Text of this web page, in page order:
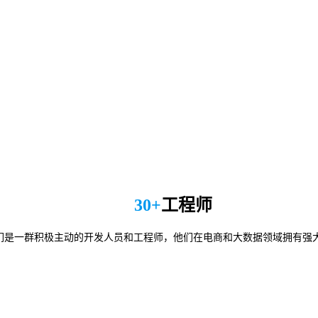
30+工程师
是一群积极主动的开发人员和工程师，他们在电商和大数据领域拥有强